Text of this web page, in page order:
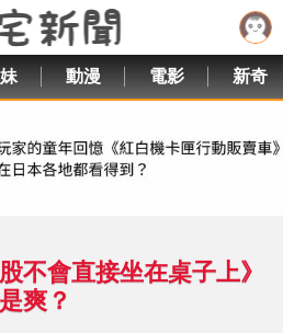
動漫 電影 新奇
不會直接坐在桌子上》
爽？